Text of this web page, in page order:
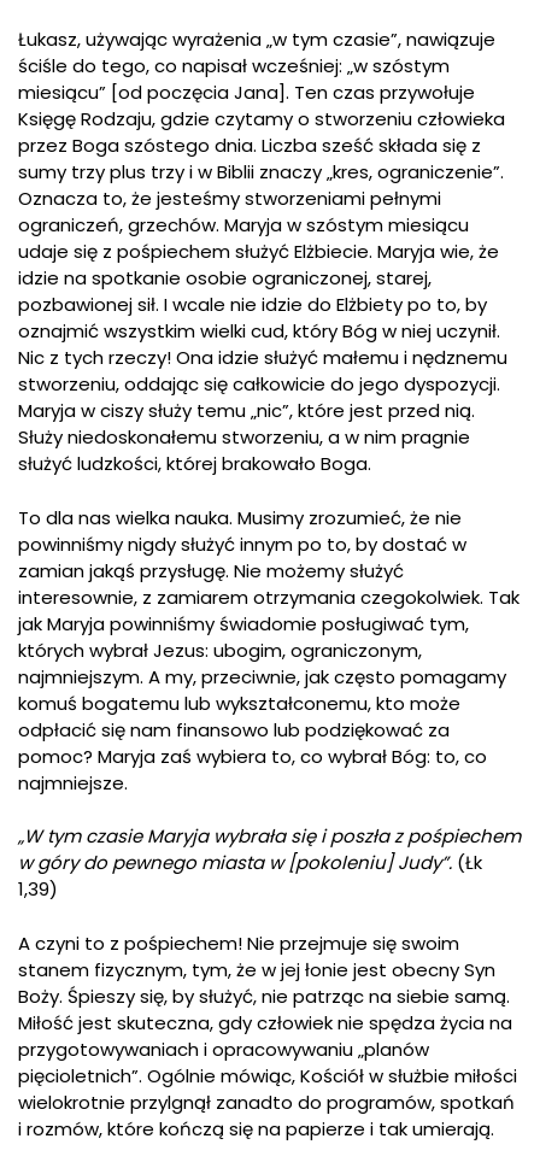
Łukasz, używając wyrażenia „w tym czasie”, nawiązuje
ściśle do tego, co napisał wcześniej: „w szóstym
miesiącu” [od poczęcia Jana]. Ten czas przywołuje
Księgę Rodzaju, gdzie czytamy o stworzeniu człowieka
przez Boga szóstego dnia. Liczba sześć składa się z
sumy trzy plus trzy i w Biblii znaczy „kres, ograniczenie”.
Oznacza to, że jesteśmy stworzeniami pełnymi
ograniczeń, grzechów. Maryja w szóstym miesiącu
udaje się z pośpiechem służyć Elżbiecie. Maryja wie, że
idzie na spotkanie osobie ograniczonej, starej,
pozbawionej sił. I wcale nie idzie do Elżbiety po to, by
oznajmić wszystkim wielki cud, który Bóg w niej uczynił.
Nic z tych rzeczy! Ona idzie służyć małemu i nędznemu
stworzeniu, oddając się całkowicie do jego dyspozycji.
Maryja w ciszy służy temu „nic”, które jest przed nią.
Służy niedoskonałemu stworzeniu, a w nim pragnie
służyć ludzkości, której brakowało Boga.
To dla nas wielka nauka. Musimy zrozumieć, że nie
powinniśmy nigdy służyć innym po to, by dostać w
zamian jakąś przysługę. Nie możemy służyć
interesownie, z zamiarem otrzymania czegokolwiek. Tak
jak Maryja powinniśmy świadomie posługiwać tym,
których wybrał Jezus: ubogim, ograniczonym,
najmniejszym. A my, przeciwnie, jak często pomagamy
komuś bogatemu lub wykształconemu, kto może
odpłacić się nam finansowo lub podziękować za
pomoc? Maryja zaś wybiera to, co wybrał Bóg: to, co
najmniejsze.
„W tym czasie Maryja wybrała się i poszła z pośpiechem
w góry do pewnego miasta w [pokoleniu] Judy”. (Łk
1,39)
A czyni to z pośpiechem! Nie przejmuje się swoim
stanem fizycznym, tym, że w jej łonie jest obecny Syn
Boży. Śpieszy się, by służyć, nie patrząc na siebie samą.
Miłość jest skuteczna, gdy człowiek nie spędza życia na
przygotowywaniach i opracowywaniu „planów
pięcioletnich”. Ogólnie mówiąc, Kościół w służbie miłości
wielokrotnie przylgnął zanadto do programów, spotkań
i rozmów, które kończą się na papierze i tak umierają.